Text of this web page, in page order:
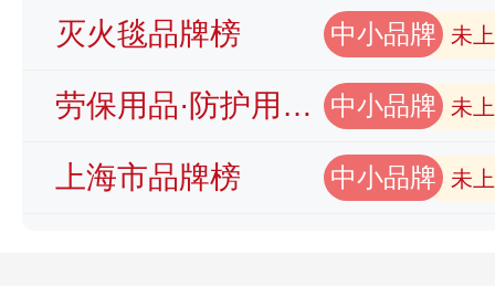
灭火毯品牌榜 中小品牌 未
劳保用品·防护用品品牌榜 中小品牌 未
上海市品牌榜 中小品牌 未